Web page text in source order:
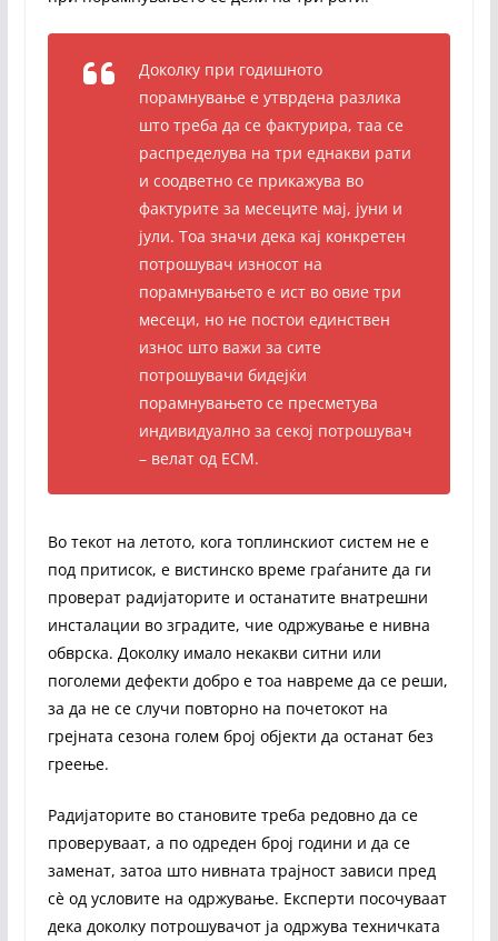
Доколку при годишното
порамнување е утврдена разлика
што треба да се фактурира, таа се
распределува на три еднакви рати
и соодветно се прикажува во
фактурите за месеците мај, јуни и
јули. Тоа значи дека кај конкретен
потрошувач износот на
порамнувањето е ист во овие три
месеци, но не постои единствен
износ што важи за сите
потрошувачи бидејќи
порамнувањето се пресметува
индивидуално за секој потрошувач
– велат од ЕСМ.
Во текот на летото, кога топлинскиот систем не е
под притисок, е вистинско време граѓаните да ги
проверат радијаторите и останатите внатрешни
инсталации во зградите, чие одржување е нивна
обврска. Доколку имало некакви ситни или
поголеми дефекти добро е тоа навреме да се реши,
за да не се случи повторно на почетокот на
грејната сезона голем број објекти да останат без
греење.
Радијаторите во становите треба редовно да се
проверуваат, а по одреден број години и да се
заменат, затоа што нивната трајност зависи пред
сѐ од условите на одржување. Експерти посочуваат
дека доколку потрошувачот ја одржува техничката